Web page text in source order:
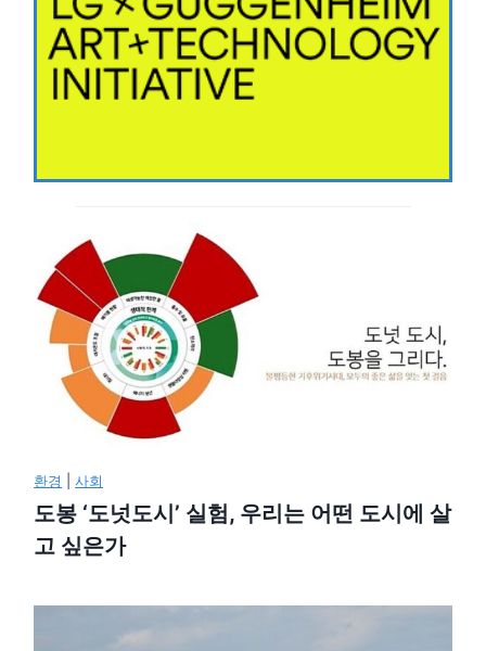
환경 |사회
도봉 ‘도넛도시’ 실험, 우리는 어떤 도시에 살
고 싶은가